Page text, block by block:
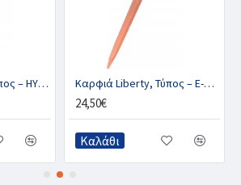
Καρφιά Liberty, Τύπος – HYBRID CU Καρφιά Liberty, Τύπος – E-SLIM CU
24,50€
Καλάθι